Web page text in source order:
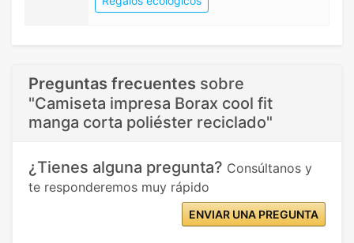
Preguntas frecuentes sobre
"Camiseta impresa Borax cool fit
manga corta poliéster reciclado"
¿Tienes alguna pregunta? Consúltanos y
te responderemos muy rápido
ENVIAR UNA PREGUNTA